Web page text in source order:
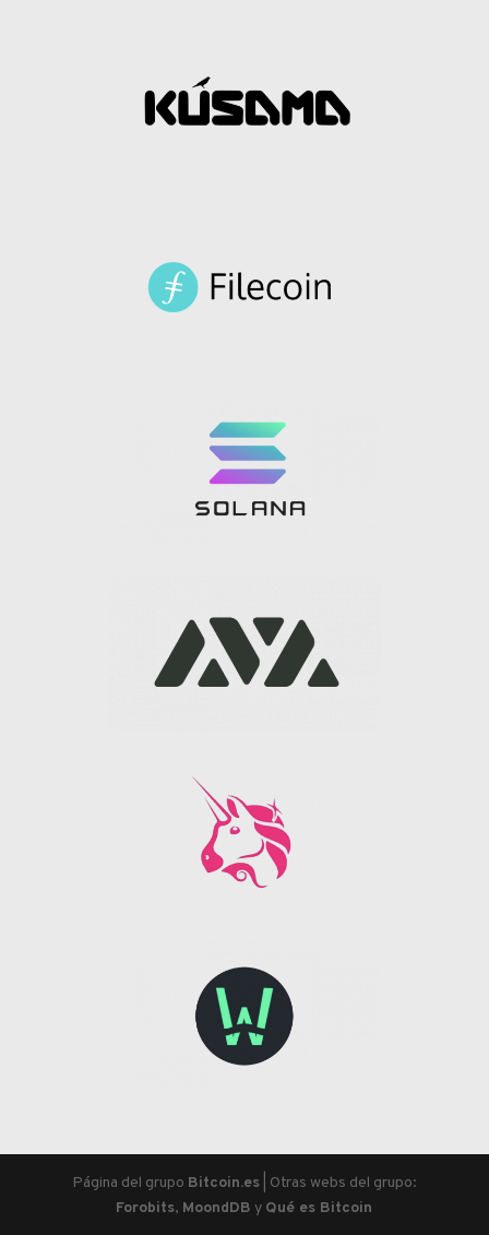
Página del grupo Bitcoin.es| Otras webs del grupo:
Forobits, MoondDB y Qué es Bitcoin